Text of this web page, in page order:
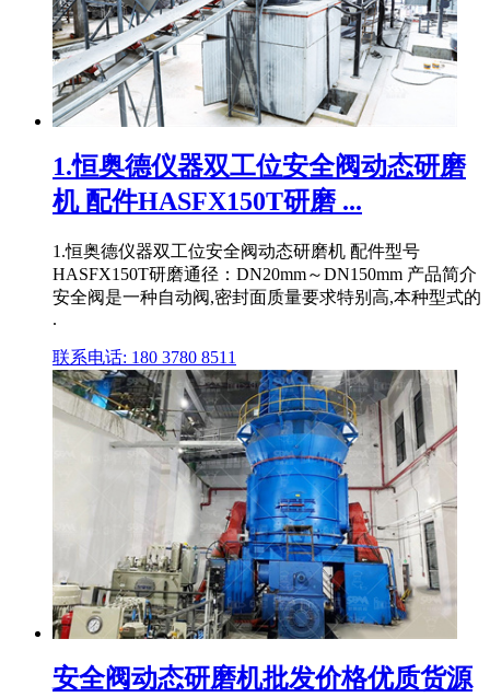
1.恒奥德仪器双工位安全阀动态研磨
机 配件HASFX150T研磨 ...
1.恒奥德仪器双工位安全阀动态研磨机 配件型号
HASFX150T研磨通径：DN20mm～DN150mm 产品简介
安全阀是一种自动阀,密封面质量要求特别高,本种型式的
.
联系电话: 180 3780 8511
安全阀动态研磨机批发价格优质货源